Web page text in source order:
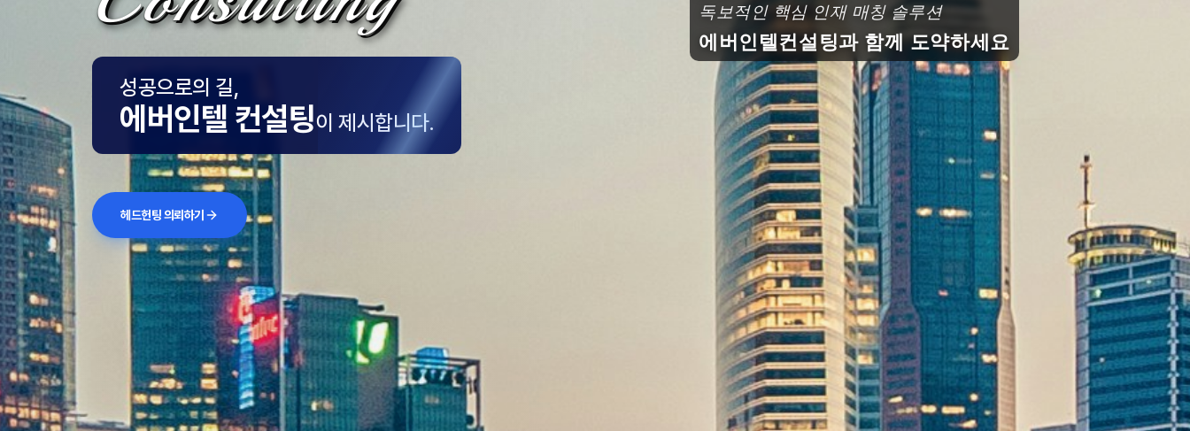
성공으로의 길,
에버인텔 컨설팅이 제시합니다.
헤드헌팅 의뢰하기
독보적인 핵심 인재 매칭 솔루션
에버인텔컨설팅과 함께 도약하세요